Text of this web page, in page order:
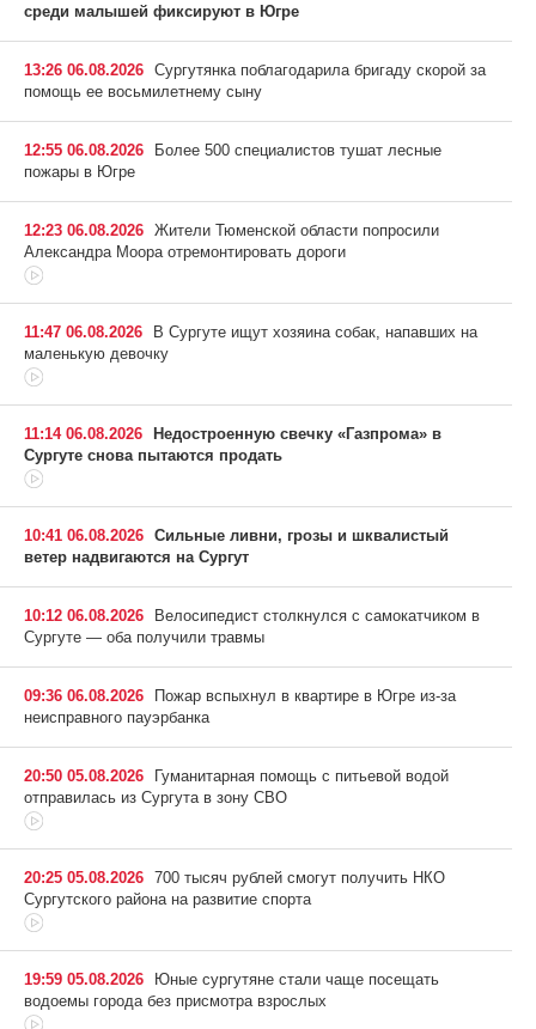
среди малышей фиксируют в Югре
13:26 06.08.2026 Сургутянка поблагодарила бригаду скорой за
помощь ее восьмилетнему сыну
12:55 06.08.2026
Более 500 специалистов тушат лесные
пожары в Югре
12:23 06.08.2026 Жители Тюменской области попросили
Александра Моора отремонтировать дороги
11:47 06.08.2026
В Сургуте ищут хозяина собак, напавших на
маленькую девочку
11:14 06.08.2026 Недостроенную свечку «Газпрома» в
Сургуте снова пытаются продать
10:41 06.08.2026 Сильные ливни, грозы и шквалистый
ветер надвигаются на Сургут
10:12 06.08.2026
Велосипедист столкнулся с самокатчиком в
Сургуте — оба получили травмы
09:36 06.08.2026
Пожар вспыхнул в квартире в Югре из-за
неисправного пауэрбанка
20:50 05.08.2026
Гуманитарная помощь с питьевой водой
отправилась из Сургута в зону СВО
20:25 05.08.2026 700 тысяч рублей смогут получить НКО
Сургутского района на развитие спорта
19:59 05.08.2026
Юные сургутяне стали чаще посещать
водоемы города без присмотра взрослых